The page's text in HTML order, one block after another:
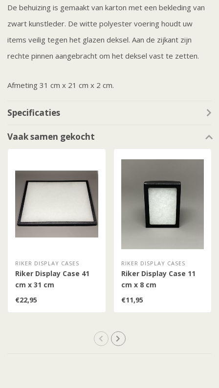
De behuizing is gemaakt van karton met een bekleding van
zwart kunstleder. De witte polyester voering houdt uw
items veilig tegen het glazen deksel. Aan de zijkant zijn
rechte pinnen aangebracht om het deksel vast te zetten.
Afmeting 31 cm x 21 cm x 2 cm.
Specificaties
Vaak samen gekocht
RIKER DISPLAY CASES
Riker Display Case 41
cm x 31 cm
€22,95
RIKER DISPLAY CASES
Riker Display Case 11
cm x 8 cm
€11,95